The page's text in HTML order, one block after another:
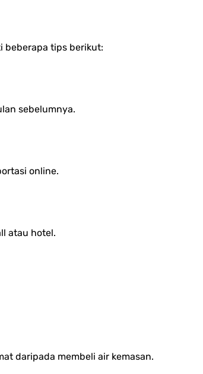
beberapa tips berikut:
sebelumnya.
online.
atau hotel.
daripada membeli air kemasan.